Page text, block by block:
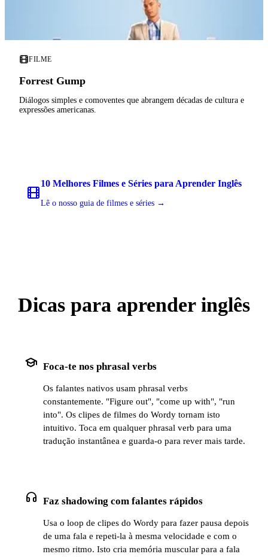
FILME
Forrest Gump
Diálogos simples e comoventes que abrangem décadas de cultura e
expressões americanas.
10 Melhores Filmes e Séries para Aprender Inglês
Lê o nosso guia de filmes e séries →
Dicas para aprender inglês
school Foca-te nos phrasal verbs
Os falantes nativos usam phrasal verbs
constantemente. "Figure out", "come up with", "run
into". Os clipes de filmes do Wordy tornam isto
intuitivo. Toca em qualquer phrasal verb para uma
tradução instantânea e guarda-o para rever mais tarde.
headphones Faz shadowing com falantes rápidos
Usa o loop de clipes do Wordy para fazer pausa depois
de uma fala e repeti-la à mesma velocidade e com o
mesmo ritmo. Isto cria memória muscular para a fala